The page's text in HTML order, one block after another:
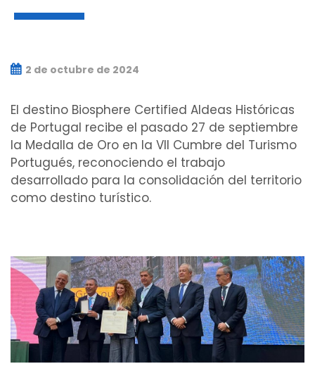
2 de octubre de 2024
El destino Biosphere Certified Aldeas Históricas
de Portugal recibe el pasado 27 de septiembre
la Medalla de Oro en la VII Cumbre del Turismo
Portugués, reconociendo el trabajo
desarrollado para la consolidación del territorio
como destino turístico.